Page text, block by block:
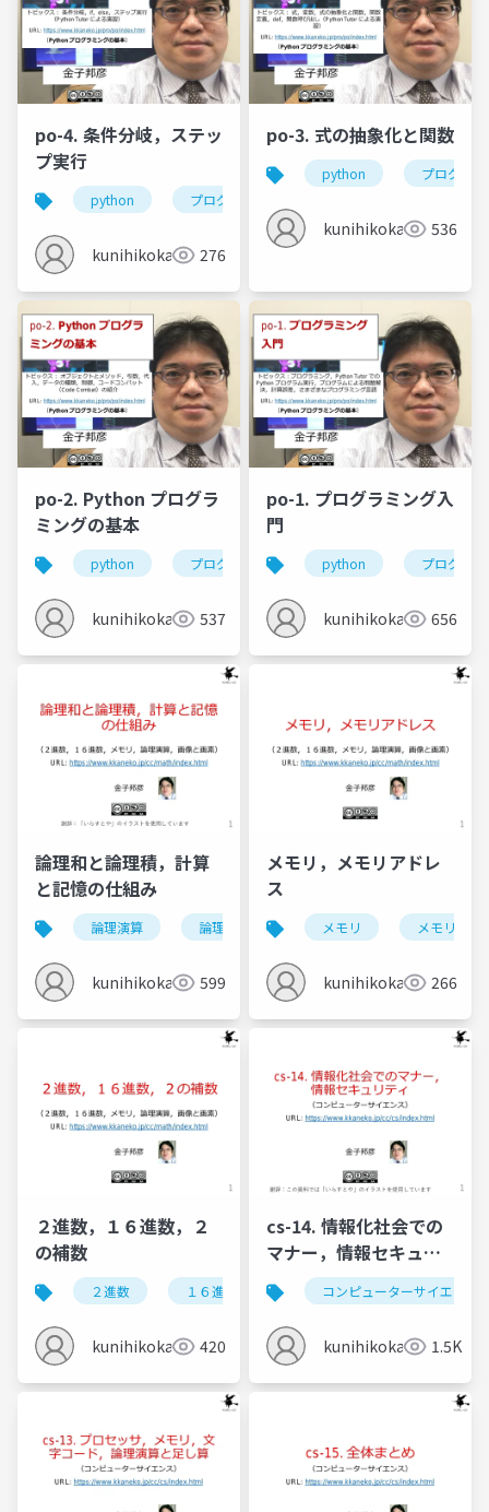
po-4. 条件分岐，ステッ
プ実行
python プログラミング
kunihikokaneko276
po-3. 式の抽象化と関数
python プログラ
kunihikokaneko536
po-2. Python プログラ
ミングの基本
python プログラミング 式 変数
kunihikokaneko537
po-1. プログラミング入
門
python プログラ
kunihikokaneko656
論理和と論理積，計算
と記憶の仕組み
論理演算 論理和 論理積 and
kunihikokaneko599
メモリ，メモリアドレ
ス
メモリ メモリアド
kunihikokaneko266
２進数，１６進数，２
の補数
２進数 １６進数 ２の補数
kunihikokaneko420
cs-14. 情報化社会での
マナー，情報セキュリ
ティ
コンピューターサイエンス
kunihikokaneko1.5K